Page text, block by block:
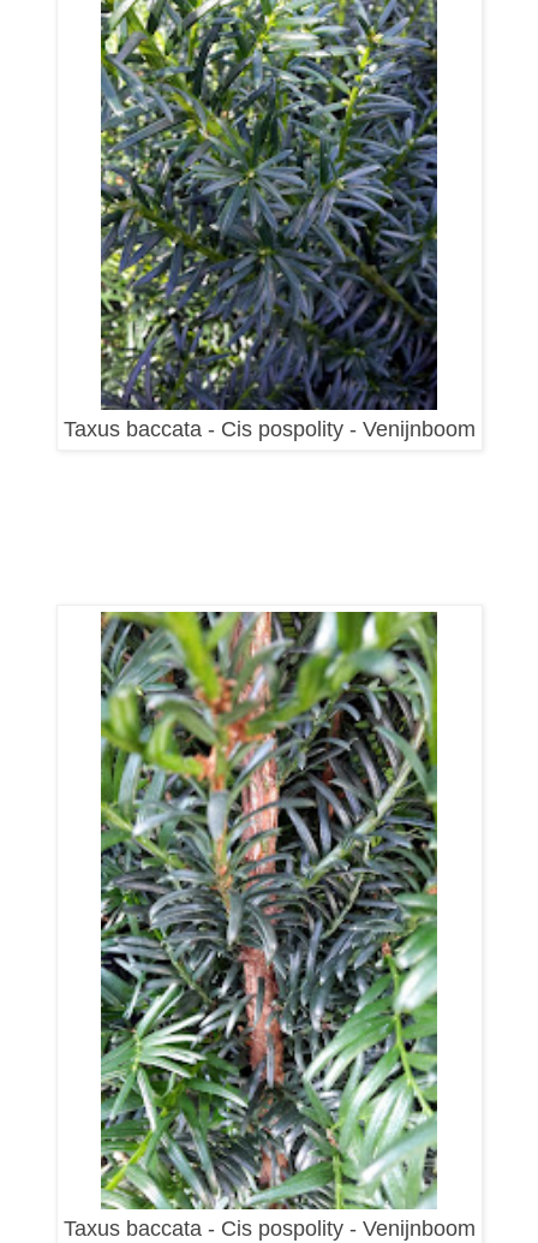
Taxus baccata - Cis pospolity - Venijnboom
Taxus baccata - Cis pospolity - Venijnboom